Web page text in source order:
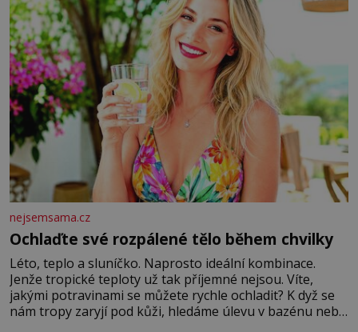
nejsemsama.cz
Ochlaďte své rozpálené tělo během chvilky
Léto, teplo a sluníčko. Naprosto ideální kombinace.
Jenže tropické teploty už tak příjemné nejsou. Víte,
jakými potravinami se můžete rychle ochladit? K dyž se
nám tropy zaryjí pod kůži, hledáme úlevu v bazénu nebo